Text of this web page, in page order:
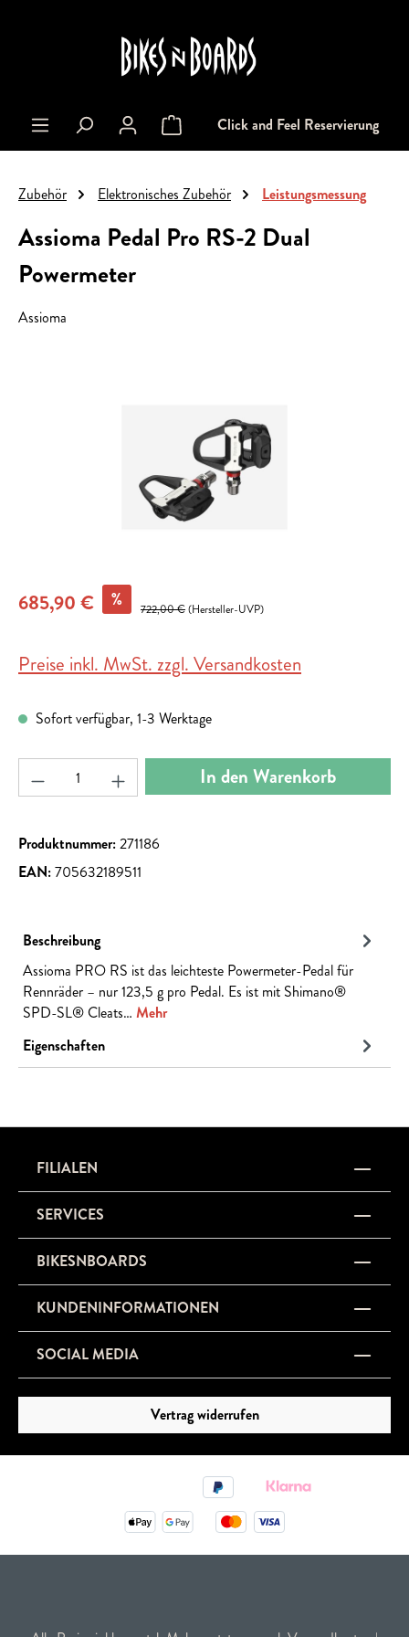
Warenkorb enthält 0 Positionen. Der
Click and Feel Reservierung
Zubehör Elektronisches Zubehör Leistungsmessung
Assioma Pedal Pro RS-2 Dual
Powermeter
Assioma
685,90 € % 722,00 €(Hersteller-UVP)
Preise inkl. MwSt. zzgl. Versandkosten
Sofort verfügbar, 1-3 Werktage
Produkt Anzahl: Gib den gewünschten Wert ein
In den Warenkorb
Produktnummer:271186
EAN:705632189511
Beschreibung
Assioma PRO RS ist das leichteste Powermeter-Pedal für
Rennräder – nur 123,5 g pro Pedal. Es ist mit Shimano®
SPD-SL® Cleats… Mehr
Eigenschaften
FILIALEN
SERVICES
BIKESNBOARDS
KUNDENINFORMATIONEN
SOCIAL MEDIA
Vertrag widerrufen